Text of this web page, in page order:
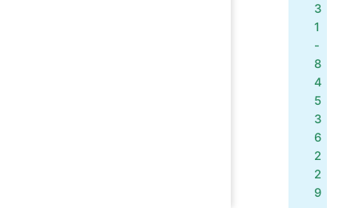
3
1
-
8
4
5
3
6
2
2
9